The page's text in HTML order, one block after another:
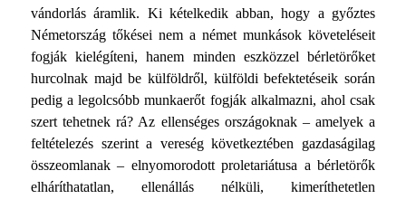
vándorlás áramlik. Ki kételkedik abban, hogy a győztes
Németország tőkései nem a német munkások követeléseit
fogják kielégíteni, hanem minden eszközzel bérletörőket
hurcolnak majd be kül­földről, külföldi befektetéseik során
pedig a legolcsóbb munka­erőt fogják alkalmazni, ahol csak
szert tehetnek rá? Az ellensé­ges országoknak – amelyek a
feltételezés szerint a vereség következtében gazdaságilag
összeomlanak – elnyomorodott proletariátusa a bérletörők
elháríthatatlan, ellenállás nélküli, kimeríthetetlen